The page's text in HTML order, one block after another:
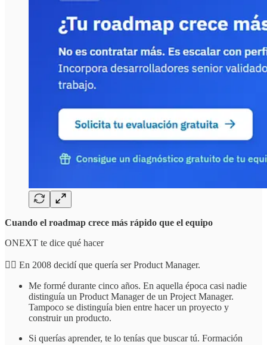
Cuando el roadmap crece más rápido que el equipo
ONEXT te dice qué hacer
☝🏻 En 2008 decidí que quería ser Product Manager.
Me formé durante cinco años. En aquella época casi nadie
distinguía un Product Manager de un Project Manager.
Tampoco se distinguía bien entre hacer un proyecto y
construir un producto.
Si querías aprender, te lo tenías que buscar tú. Formación